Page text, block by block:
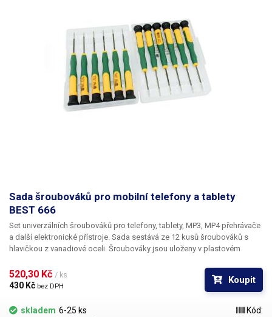
Sada šroubováků pro mobilní telefony a tablety
BEST 666
Set univerzálních šroubováků pro telefony, tablety, MP3, MP4 přehrávače
a další elektronické přístroje. Sada sestává ze 12 kusů šroubováků s
hlavičkou z vanadiové oceli. Šroubováky jsou uloženy v plastovém
520,30 Kč / ks
430 Kč bez DPH
Koupit
skladem 6-25 ks
Kód: